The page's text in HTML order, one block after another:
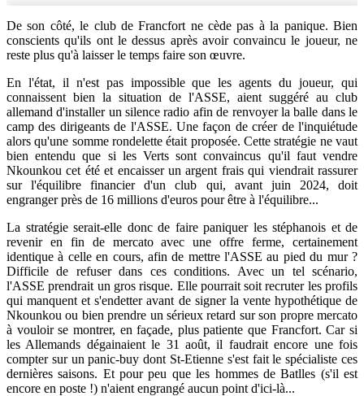
De son côté, le club de Francfort ne cède pas à la panique. Bien
conscients qu'ils ont le dessus après avoir convaincu le joueur, ne
reste plus qu'à laisser le temps faire son œuvre.
En l'état, il n'est pas impossible que les agents du joueur, qui
connaissent bien la situation de l'ASSE, aient suggéré au club
allemand d'installer un silence radio afin de renvoyer la balle dans le
camp des dirigeants de l'ASSE. Une façon de créer de l'inquiétude
alors qu'une somme rondelette était proposée. Cette stratégie ne vaut
bien entendu que si les Verts sont convaincus qu'il faut vendre
Nkounkou cet été et encaisser un argent frais qui viendrait rassurer
sur l'équilibre financier d'un club qui, avant juin 2024, doit
engranger près de 16 millions d'euros pour être à l'équilibre...
La stratégie serait-elle donc de faire paniquer les stéphanois et de
revenir en fin de mercato avec une offre ferme, certainement
identique à celle en cours, afin de mettre l'ASSE au pied du mur ?
Difficile de refuser dans ces conditions. Avec un tel scénario,
l'ASSE prendrait un gros risque. Elle pourrait soit recruter les profils
qui manquent et s'endetter avant de signer la vente hypothétique de
Nkounkou ou bien prendre un sérieux retard sur son propre mercato
à vouloir se montrer, en façade, plus patiente que Francfort. Car si
les Allemands dégainaient le 31 août, il faudrait encore une fois
compter sur un panic-buy dont St-Etienne s'est fait le spécialiste ces
dernières saisons. Et pour peu que les hommes de Batlles (s'il est
encore en poste !) n'aient engrangé aucun point d'ici-là...